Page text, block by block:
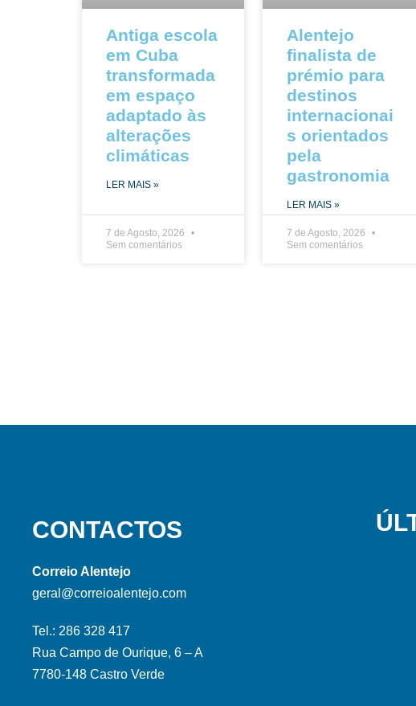
Antiga escola
em Cuba
transformada
em espaço
adaptado às
alterações
climáticas
LER MAIS »
7 de Agosto, 2026
Sem comentários
Alentejo
finalista de
prémio para
destinos
internacionai
s orientados
pela
gastronomia
LER MAIS »
7 de Agosto, 2026
Sem comentários
CONTACTOS
Correio Alentejo
geral@correioalentejo.com
Tel.: 286 328 417
Rua Campo de Ourique, 6 – A
7780-148 Castro Verde